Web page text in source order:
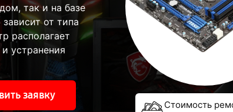
так и на базе
от типа
располагает
устранения
заявку
Стоимость